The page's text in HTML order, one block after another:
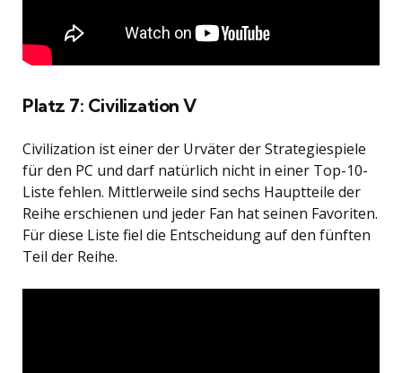
Platz 7: Civilization V
Civilization ist einer der Urväter der Strategiespiele
für den PC und darf natürlich nicht in einer Top-10-
Liste fehlen. Mittlerweile sind sechs Hauptteile der
Reihe erschienen und jeder Fan hat seinen Favoriten.
Für diese Liste fiel die Entscheidung auf den fünften
Teil der Reihe.